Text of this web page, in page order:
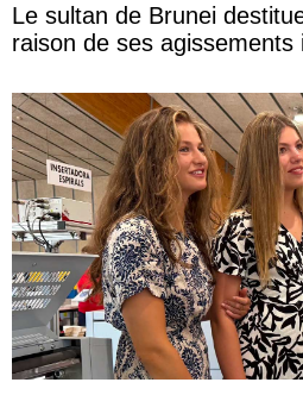
Le sultan de Brunei
raison de ses agissements